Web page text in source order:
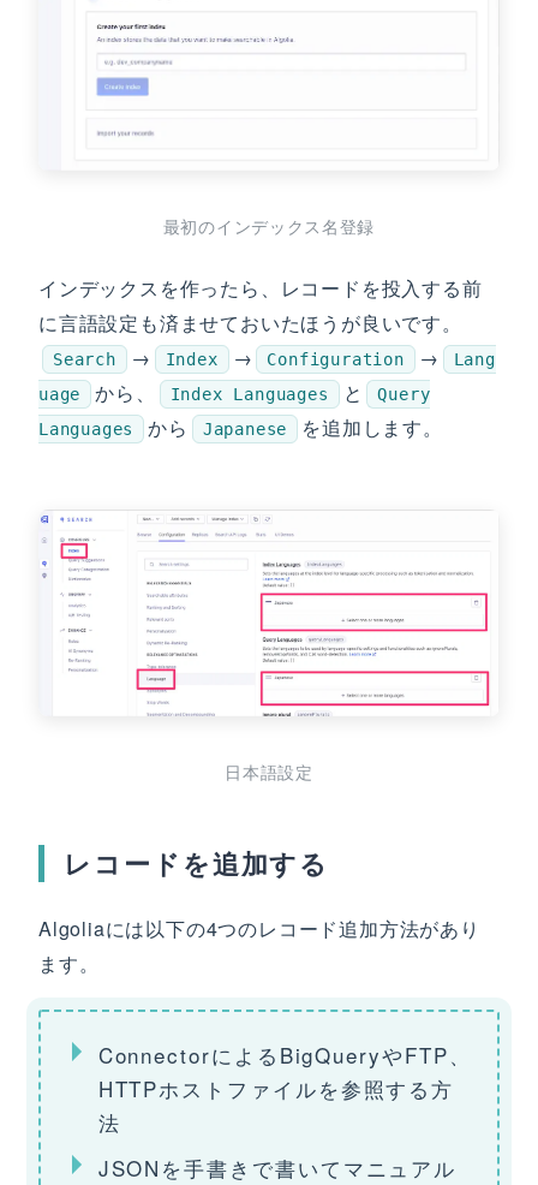
最初のインデックス名登録
インデックスを作ったら、レコードを投入する前
に言語設定も済ませておいたほうが良いです。
Search → Index → Configuration →
Lang
uage
から、 Index Languages と
Query
Languages
から Japanese を追加します。
日本語設定
レコードを追加する
Algoliaには以下の4つのレコード追加方法があり
ます。
ConnectorによるBigQueryやFTP、
HTTPホストファイルを参照する方
法
JSONを手書きで書いてマニュアル